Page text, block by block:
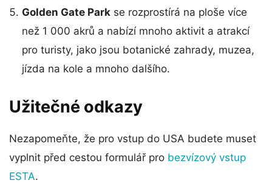
Golden Gate Park se rozprostírá na ploše více
než 1 000 akrů a nabízí mnoho aktivit a atrakcí
pro turisty, jako jsou botanické zahrady, muzea,
jízda na kole a mnoho dalšího.
Užitečné odkazy
Nezapomeňte, že pro vstup do USA budete muset
vyplnit před cestou formulář pro bezvízový vstup
ESTA.